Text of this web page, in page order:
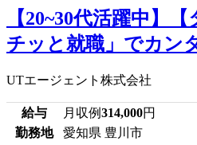
【20~30代活躍中】
チッと就職」でカン
UTエージェント株式会社
給与 月収例314,000円
勤務地
愛知県 豊川市